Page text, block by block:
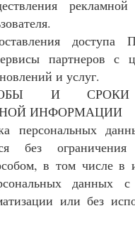
рекламной
доступа
партнеров с
и услуг.
И СРОКИ
ИНФОРМАЦИИ
персональных
без
в том числе в
данных с
или без